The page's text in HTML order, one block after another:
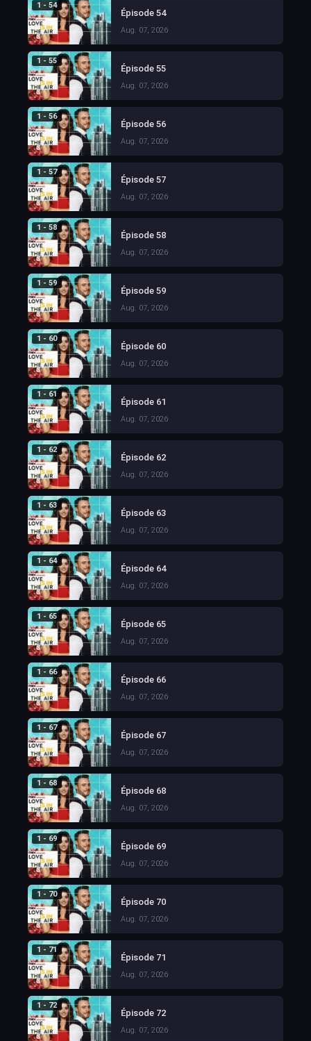
1 - 54
Épisode 54
Aug. 07, 2026
1 - 55
Épisode 55
Aug. 07, 2026
1 - 56
Épisode 56
Aug. 07, 2026
1 - 57
Épisode 57
Aug. 07, 2026
1 - 58
Épisode 58
Aug. 07, 2026
1 - 59
Épisode 59
Aug. 07, 2026
1 - 60
Épisode 60
Aug. 07, 2026
1 - 61
Épisode 61
Aug. 07, 2026
1 - 62
Épisode 62
Aug. 07, 2026
1 - 63
Épisode 63
Aug. 07, 2026
1 - 64
Épisode 64
Aug. 07, 2026
1 - 65
Épisode 65
Aug. 07, 2026
1 - 66
Épisode 66
Aug. 07, 2026
1 - 67
Épisode 67
Aug. 07, 2026
1 - 68
Épisode 68
Aug. 07, 2026
1 - 69
Épisode 69
Aug. 07, 2026
1 - 70
Épisode 70
Aug. 07, 2026
1 - 71
Épisode 71
Aug. 07, 2026
1 - 72
Épisode 72
Aug. 07, 2026